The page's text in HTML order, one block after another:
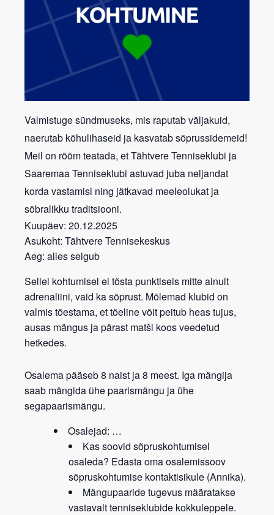
Valmistuge sündmuseks, mis raputab väljakuid,
naerutab kõhulihaseid ja kasvatab sõprussidemeid!
Meil on rõõm teatada, et Tähtvere Tenniseklubi ja
Saaremaa Tenniseklubi astuvad juba neljandat
korda vastamisi ning jätkavad meeleolukat ja
sõbralikku traditsiooni.
Kuupäev: 20.12.2025
Asukoht: Tähtvere Tennisekeskus
Aeg: alles selgub
Sellel kohtumisel ei tõsta punktiseis mitte ainult
adrenaliini, vaid ka sõprust. Mõlemad klubid on
valmis tõestama, et tõeline võit peitub heas tujus,
ausas mängus ja pärast matši koos veedetud
hetkedes.
Osalema pääseb 8 naist ja 8 meest. Iga mängija
saab mängida ühe paarismängu ja ühe
segapaarismängu.
Osalejad: …
Kas soovid sõpruskohtumisel
osaleda? Edasta oma osalemissoov
sõpruskohtumise kontaktisikule (Annika).
Mängupaaride tugevus määratakse
vastavalt tenniseklubide kokkuleppele.